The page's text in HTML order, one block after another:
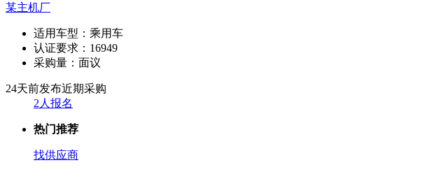
某主机厂
适用车型： 乘用车
认证要求： 16949
采购量： 面议
24天前发布近期采购
2人报名
热门推荐
找供应商